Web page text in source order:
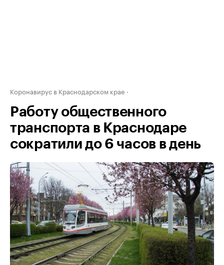
Коронавирус в Краснодарском крае
Работу общественного
транспорта в Краснодаре
сократили до 6 часов в день